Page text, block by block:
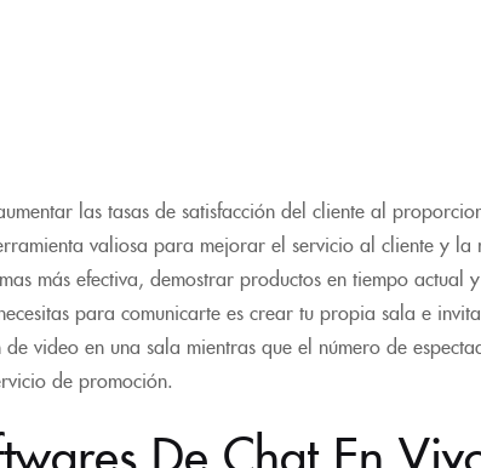
las tasas de satisfacción del cliente al
valiosa para mejorar el servicio al cliente y
más efectiva, demostrar productos en tiempo
para comunicarte es crear tu propia sala e
video en una sala mientras que el número de
de promoción.
De Chat En